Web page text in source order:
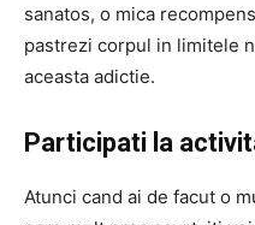
sanatos, o mica
pastrezi corpul in limitele
aceasta adictie.
Participati la
Atunci cand ai de facut o